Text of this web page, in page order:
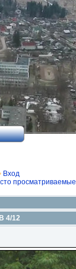
Вход
просматриваемые
4/12